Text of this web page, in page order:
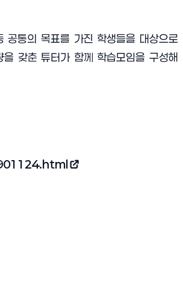
공통의 목표를 가진 학생들을 대상으로
갖춘 튜터가 함께 학습모임을 구성해